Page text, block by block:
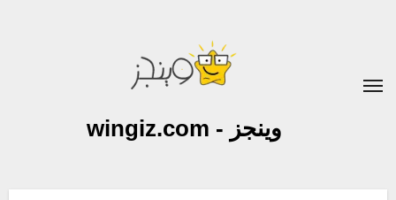
وينجز - wingiz.com